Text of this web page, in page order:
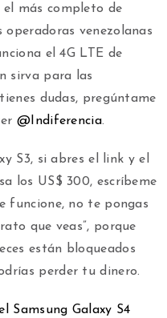
el más completo de
venezolanas
el 4G LTE de
sirva para las
dudas, pregúntame
@Indiferencia.
S3, si abres el link y el
los US$ 300, escríbeme
funcione, no te pongas
que veas”, porque
están bloqueados
perder tu dinero.
Samsung Galaxy S4